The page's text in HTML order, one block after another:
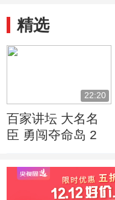
精选
22:20
百家讲坛 大名名
臣 勇闯夺命岛 2